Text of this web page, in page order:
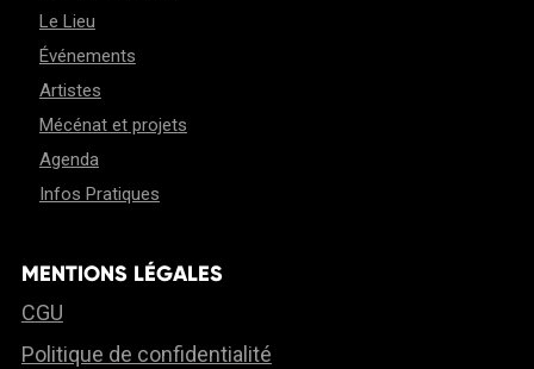
Le Lieu
Événements
Artistes
Mécénat et projets
Agenda
Infos Pratiques
MENTIONS LÉGALES
CGU
Politique de confidentialité